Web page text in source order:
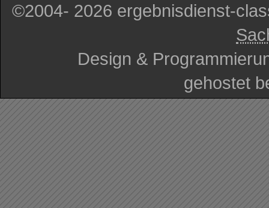
©2004- 2026 ergebnisdienst-
Design &
gehostet